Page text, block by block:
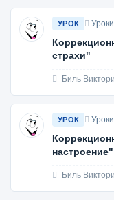
УРОК
страхи"
Биль
УРОК
настроение"
Биль